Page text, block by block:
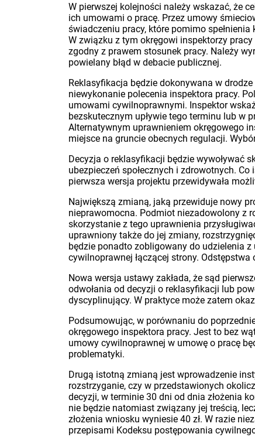
W pierwszej kolejności należy wskazać, że
ich umowami o pracę. Przez umowy
świadczeniu pracy, które pomimo
W związku z tym okręgowi inspektorzy
zgodny z prawem stosunek pracy. Należy
powielany błąd w debacie publicznej.
Reklasyfikacja będzie dokonywana w
niewykonanie polecenia inspektora pracy.
umowami cywilnoprawnymi. Inspektor
bezskutecznym upływie tego terminu lub w
Alternatywnym uprawnieniem okręgowego
miejsce na gruncie obecnych regulacji.
Decyzja o reklasyfikacji będzie wywoływać
ubezpieczeń społecznych i zdrowotnych.
pierwsza wersja projektu przewidywała
Największą zmianą, jaką przewiduje nowy
nieprawomocna. Podmiot niezadowolony z
skorzystanie z tego uprawnienia
uprawniony także do jej zmiany,
będzie ponadto zobligowany do udzielenia
cywilnoprawnej łączącej strony.
Nowa wersja ustawy zakłada, że sąd
odwołania od decyzji o reklasyfikacji lub
dyscyplinujący. W praktyce może zatem
Podsumowując, w porównaniu do
okręgowego inspektora pracy. Jest to bez
umowy cywilnoprawnej w umowę o pracę
problematyki.
Drugą istotną zmianą jest wprowadzenie
rozstrzyganie, czy w przedstawionych
decyzji, w terminie 30 dni od dnia złożenia
nie będzie natomiast związany jej treścią,
złożenia wniosku wyniesie 40 zł. W razie
przepisami Kodeksu postępowania